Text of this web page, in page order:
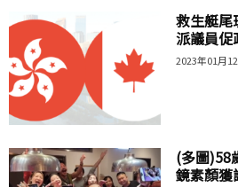
救生艇尾
派議員促
2023年01月
(多圖)58
鏡素顏獲